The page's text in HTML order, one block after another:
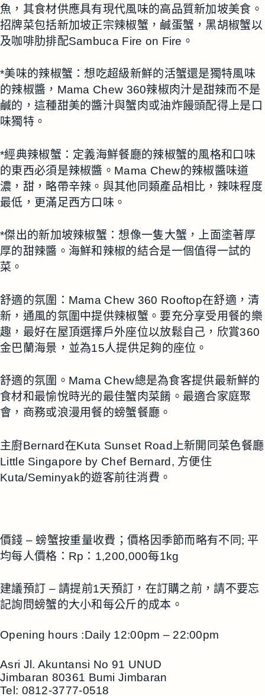
魚，其食材供應具有現代風味的高品質新加坡美食。
招牌菜包括新加坡正宗辣椒蟹，鹹蛋蟹，黑胡椒蟹以
及咖啡肋排配Sambuca Fire on Fire。
*美味的辣椒蟹：想吃超級新鮮的活蟹還是獨特風味
的辣椒醬，Mama Chew 360辣椒肉汁是甜辣而不是
鹹的，這種甜美的醬汁與蟹肉或油炸饅頭配得上是口
味獨特。
*經典辣椒蟹：定義海鮮餐廳的辣椒蟹的風格和口味
的東西必須是辣椒醬。Mama Chew的辣椒醬味道
濃，甜，略帶辛辣。與其他同類產品相比，辣味程度
最低，更滿足西方口味。
*傑出的新加坡辣椒蟹：想像一隻大蟹，上面塗著厚
厚的甜辣醬。海鮮和辣椒的結合是一個值得一試的
菜。
舒適的氛圍：Mama Chew 360 Rooftop在舒適，清
新，通風的氛圍中提供辣椒蟹。要充分享受用餐的樂
趣，最好在屋頂選擇戶外座位以放鬆自己，欣賞360
金巴蘭海景，並為15人提供足夠的座位。
舒適的氛圍。Mama Chew總是為食客提供最新鮮的
食材和最愉悅時光的最佳蟹肉菜餚。最適合家庭聚
會，商務或浪漫用餐的螃蟹餐廳。
主廚Bernard在Kuta Sunset Road上新開同菜色餐廳
Little Singapore by Chef Bernard, 方便住
Kuta/Seminyak的遊客前往消費。
價錢 – 螃蟹按重量收費；價格因季節而略有不同; 平
均每人價格：Rp：1,200,000每1kg
建議預訂 – 請提前1天預訂，在訂購之前，請不要忘
記詢問螃蟹的大小和每公斤的成本。
Opening hours :Daily 12:00pm – 22:00pm
Asri Jl. Akuntansi No 91 UNUD
Jimbaran 80361 Bumi Jimbaran
Tel: 0812-3777-0518